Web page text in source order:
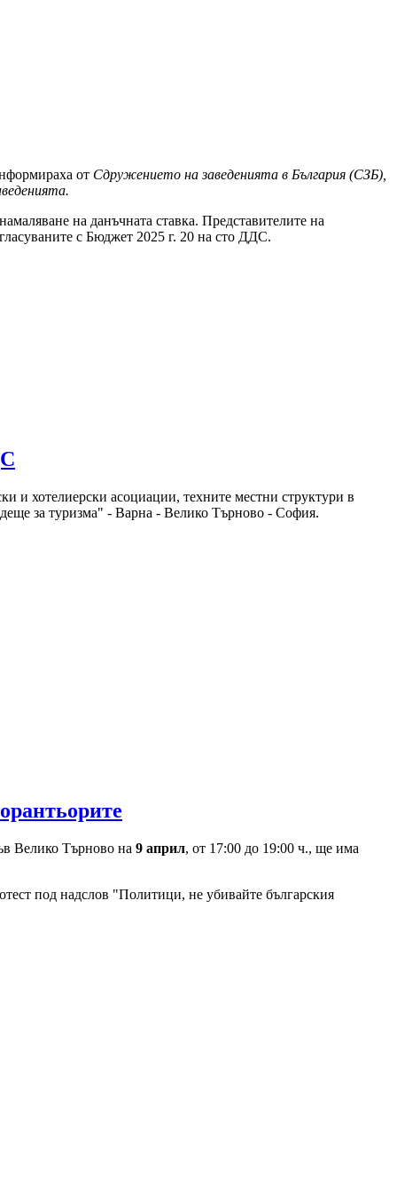
от Сдружението на заведенията в България (СЗБ),
на данъчната ставка. Представителите на
с Бюджет 2025 г. 20 на сто ДДС.
и хотелиерски асоциации, техните местни структури в
за туризма" - Варна - Велико Търново - София.
Велико Търново на 9 април, от 17:00 до 19:00 ч., ще има
под надслов "Политици, не убивайте българския